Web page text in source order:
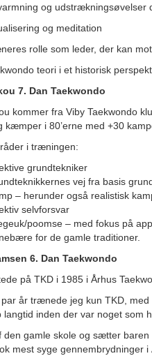
og udstrækningsøvelser
og meditation
rolle som leder, der kan
teori i et historisk
7. Dan Taekwondo
kommer fra Viby Taekwondo
kæmper i 80’erne med +30
i træningen:
grundtekniker
vej fra basis
– herunder også realistisk
selvforsvar
poomse – med fokus på
for de gamle traditioner.
6. Dan Taekwondo
på TKD i 1985 i Århus
år trænede jeg kun TKD,
langtid inden der var noget som
den gamle skole og sætter
mest syge gennembrydninger i